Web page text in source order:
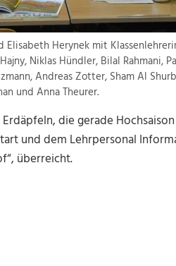
Elisabeth Herynek mit
Niklas Hündler, Bilal Rahmani,
Andreas Zotter, Sham Al
und Anna Theurer.
die gerade
und dem Lehrpersonal
überreicht.